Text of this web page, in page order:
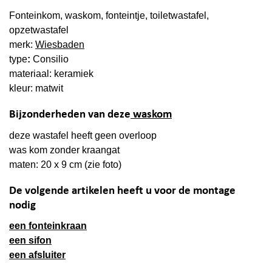
Fonteinkom, waskom, fonteintje, toiletwastafel,
opzetwastafel
merk: Wiesbaden
type: Consilio
materiaal: keramiek
kleur: matwit
Bijzonderheden van deze waskom
deze wastafel heeft geen overloop
was kom zonder kraangat
maten: 20 x 9 cm (zie foto)
De volgende artikelen heeft u voor de montage
nodig
een fonteinkraan
een sifon
een afsluiter